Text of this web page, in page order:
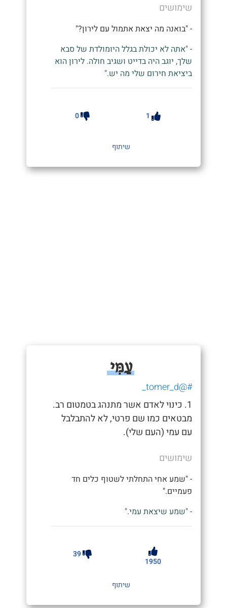
שימושים
- "בואנה מה יצאת אתמול עם לירון?"
- "אתה לא יכולת בגלל היומולדת של סבא
שלך, יוגב היה בדייט ושגיב חולה. לירון הוא
ביציאת חירום שלי מה יש."
1
0
שיתוף
עַמִּי
#@tomer_d_
1. כינוי לאדם אשר מתנהג בטמטום רב.
מבטאים כמו שם פרטי, לא להתבלבל
עם עמי (העם שלי).
שימושים
- "שמע אחי התחלתי לשטוף כלים חד
פעמיים."
- "שמע שיצאת עמי."
1950
39
שיתוף